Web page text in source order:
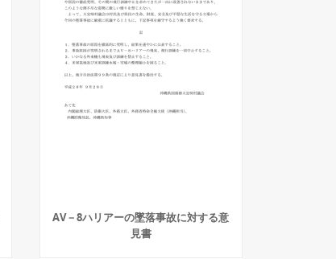
AV－8ハリアーの墜落事故に対する意
見書